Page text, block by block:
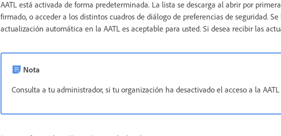
AATL está activada de forma predeterminada. La lista se descarga al abrir por
firmado, o acceder a los distintos cuadros de diálogo de preferencias de seguridad.
actualización automática en la AATL es aceptable para usted. Si desea recibir las
Nota
Consulta a tu administrador, si tu organización ha desactivado el acceso a la